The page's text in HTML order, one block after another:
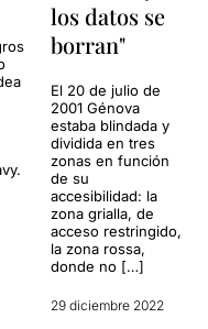
los datos se
borran"
El 20 de julio de
2001 Génova
estaba blindada y
dividida en tres
zonas en función
de su
accesibilidad: la
zona grialla, de
acceso restringido,
la zona rossa,
donde no […]
29 diciembre 2022